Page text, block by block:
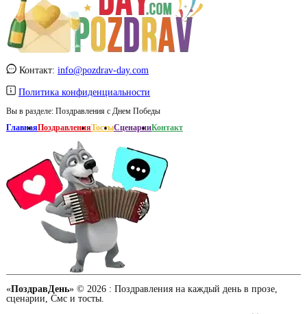
Контакт: info@pozdrav-day.com
Политика конфиденциальности
Вы в разделе: Поздравления с Днем Победы
ГлавнаяПоздравленияТостыСценарииКонтакт
«ПоздравДень» © 2026 : Поздравления на каждый день в прозе,
сценарии, Смс и тосты.